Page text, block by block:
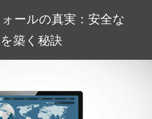
ールの真実：安全な
築く秘訣